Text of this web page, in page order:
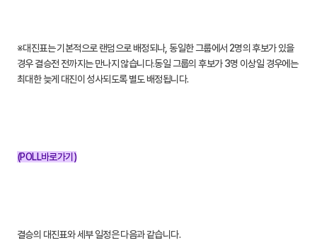
※대진표는 기본적으로 랜덤으로 배정되나, 동일한 그룹에서 2명의 후보가 있을
경우 결승전 전까지는 만나지 않습니다.동일 그룹의 후보가 3명 이상일 경우에는
최대한 늦게 대진이 성사되도록 별도 배정됩니다.
(POLL바로가기)
결승의 대진표와 세부 일정은 다음과 같습니다.